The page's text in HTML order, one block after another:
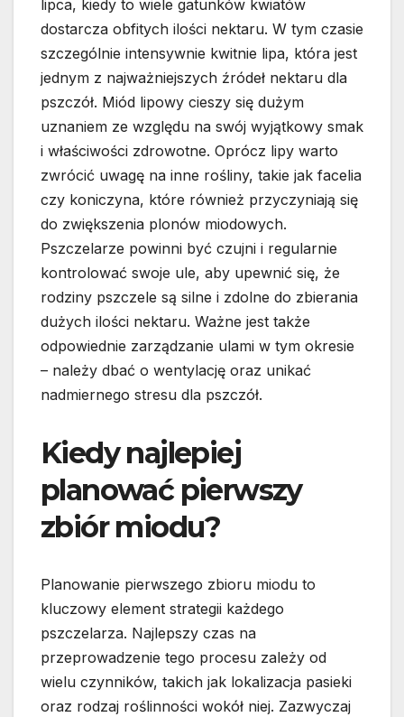
lipca, kiedy to wiele gatunków kwiatów
dostarcza obfitych ilości nektaru. W tym czasie
szczególnie intensywnie kwitnie lipa, która jest
jednym z najważniejszych źródeł nektaru dla
pszczół. Miód lipowy cieszy się dużym
uznaniem ze względu na swój wyjątkowy smak
i właściwości zdrowotne. Oprócz lipy warto
zwrócić uwagę na inne rośliny, takie jak facelia
czy koniczyna, które również przyczyniają się
do zwiększenia plonów miodowych.
Pszczelarze powinni być czujni i regularnie
kontrolować swoje ule, aby upewnić się, że
rodziny pszczele są silne i zdolne do zbierania
dużych ilości nektaru. Ważne jest także
odpowiednie zarządzanie ulami w tym okresie
– należy dbać o wentylację oraz unikać
nadmiernego stresu dla pszczół.
Kiedy najlepiej
planować pierwszy
zbiór miodu?
Planowanie pierwszego zbioru miodu to
kluczowy element strategii każdego
pszczelarza. Najlepszy czas na
przeprowadzenie tego procesu zależy od
wielu czynników, takich jak lokalizacja pasieki
oraz rodzaj roślinności wokół niej. Zazwyczaj